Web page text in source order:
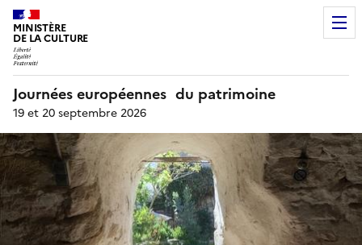
MINISTÈRE
DE LA CULTURE
Journées européennes du patrimoine
19 et 20 septembre 2026